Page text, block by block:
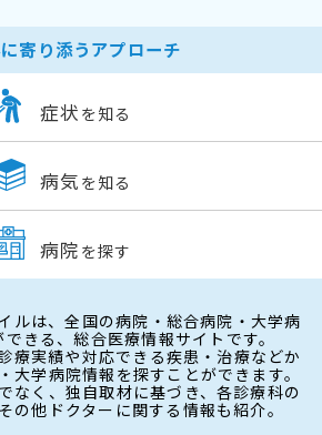
寄り添うアプローチ
症状 を知る
病気 を知る
病院 を探す
ルは、全国の病院・総合病院・大学病
きる、総合医療情報サイトです。
療実績や対応できる疾患・治療などか
大学病院情報を探すことができます。
なく、独自取材に基づき、各診療科の
の他ドクターに関する情報も紹介。